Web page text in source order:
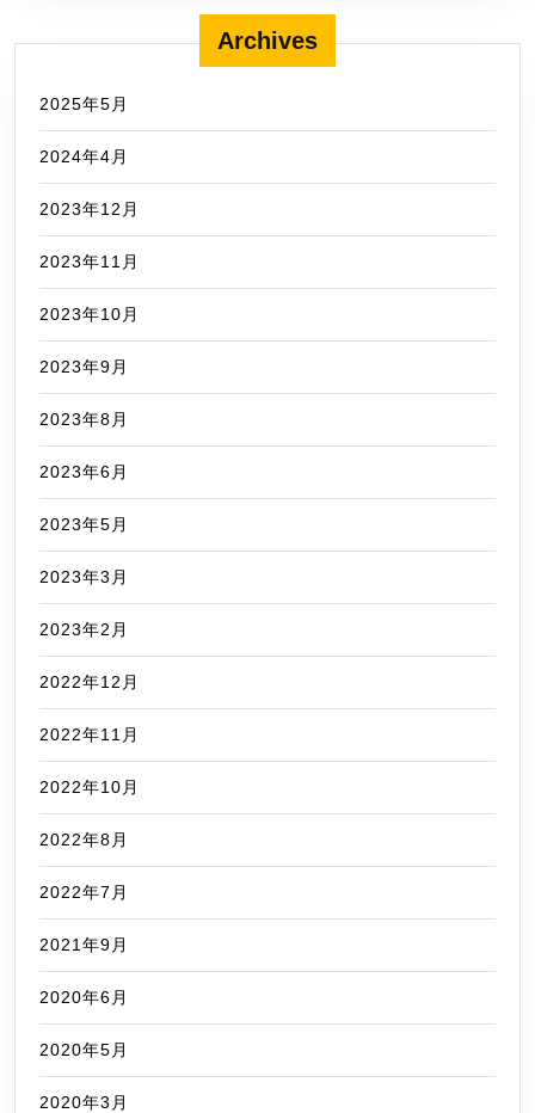
Archives
2025年5月
2024年4月
2023年12月
2023年11月
2023年10月
2023年9月
2023年8月
2023年6月
2023年5月
2023年3月
2023年2月
2022年12月
2022年11月
2022年10月
2022年8月
2022年7月
2021年9月
2020年6月
2020年5月
2020年3月